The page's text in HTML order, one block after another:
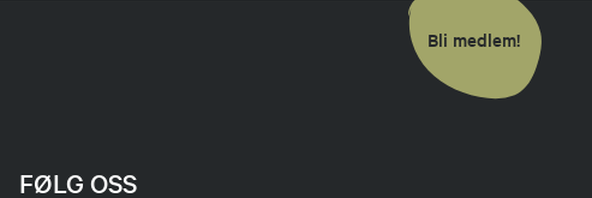
Bli medlem!
FØLG OSS